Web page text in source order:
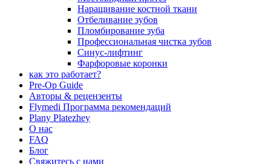
Наращивание костной ткани
Отбеливание зубов
Пломбирование зуба
Профессиональная чистка зубов
Синус-лифтинг
Фарфоровые коронки
как это работает?
Pre-Op Guide
Авторы & рецензенты
Flymedi Программа рекомендаций
Plany Platezhey
О нас
FAQ
Блог
Свяжитесь с нами